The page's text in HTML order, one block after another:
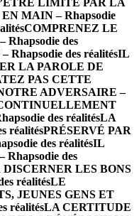
LIMITÉ PAR LA
MAIN – Rhapsodie
COMPRENEZ LE
des
des réalitésIL
LA PAROLE DE
PAS CETTE
ADVERSAIRE –
des réalitésLA
réalitésPRÉSERVÉ PAR
des réalitésIL
des
LES BONS
réalitésLE
JEUNES GENS ET
réalitésLA CERTITUDE